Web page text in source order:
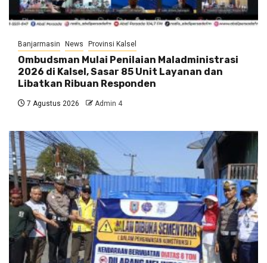
Banjarmasin News Provinsi Kalsel
Ombudsman Mulai Penilaian Maladministrasi
2026 di Kalsel, Sasar 85 Unit Layanan dan
Libatkan Ribuan Responden
7 Agustus 2026 Admin 4